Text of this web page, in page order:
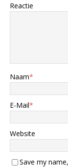
Reactie
Naam*
E-Mail*
Website
Save my